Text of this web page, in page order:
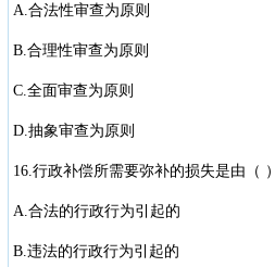
A.合法性审查为原则
B.合理性审查为原则
C.全面审查为原则
D.抽象审查为原则
16.行政补偿所需要弥补的损失是由（ ）
A.合法的行政行为引起的
B.违法的行政行为引起的